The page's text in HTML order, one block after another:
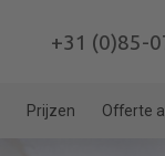
+31 (0)85-
Prijzen Offerte